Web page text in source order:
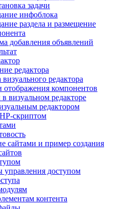
задачи
инфоблока
раздела и размещение
добавления объявлений
редактора
редактора
отображения компонентов
визуальном редакторе
редактором
скриптом
сайтами и пример создания
доступом
контента